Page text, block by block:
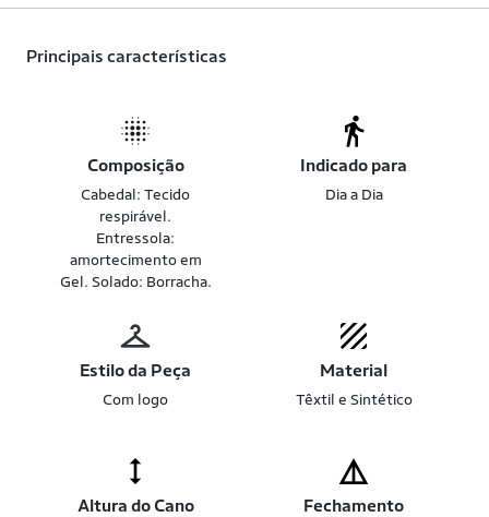
Principais características
Composição
Cabedal: Tecido
respirável.
Entressola:
amortecimento em
Gel. Solado: Borracha.
Indicado para
Dia a Dia
Estilo da Peça
Com logo
Material
Têxtil e Sintético
Altura do Cano Fechamento